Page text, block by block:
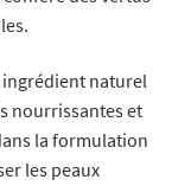
ingrédient naturel
nourrissantes et
la formulation
les peaux